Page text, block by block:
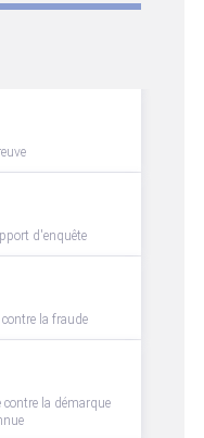
d'enquête
contre la fraude
contre la démarque